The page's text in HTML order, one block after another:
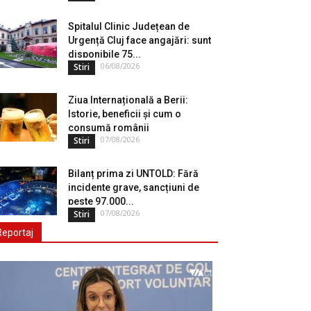
Spitalul Clinic Județean de
Urgență Cluj face angajări: sunt
disponibile 75...
Stiri 06/08/2026
Ziua Internațională a Berii:
Istorie, beneficii și cum o
consumă românii
Stiri 07/08/2026
Bilanț prima zi UNTOLD: Fără
incidente grave, sancțiuni de
peste 97.000...
Stiri 07/08/2026